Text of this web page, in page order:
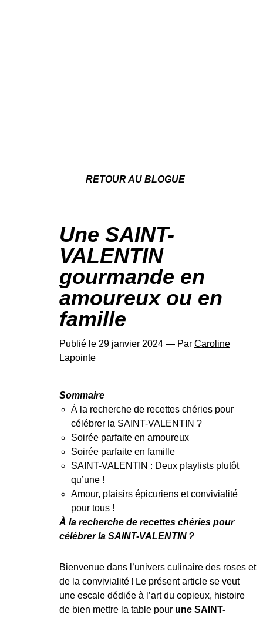
RETOUR AU BLOGUE
Une SAINT-
VALENTIN
gourmande en
amoureux ou en
famille
Publié le 29 janvier 2024 — Par Caroline
Lapointe
Sommaire
À la recherche de recettes chéries pour
célébrer la SAINT-VALENTIN ?
Soirée parfaite en amoureux
Soirée parfaite en famille
SAINT-VALENTIN : Deux playlists plutôt
qu’une !
Amour, plaisirs épicuriens et convivialité
pour tous !
À la recherche de recettes chéries pour
célébrer la SAINT-VALENTIN ?
Bienvenue dans l’univers culinaire des roses et
de la convivialité ! Le présent article se veut
une escale dédiée à l’art du copieux, histoire
de bien mettre la table pour une SAINT-